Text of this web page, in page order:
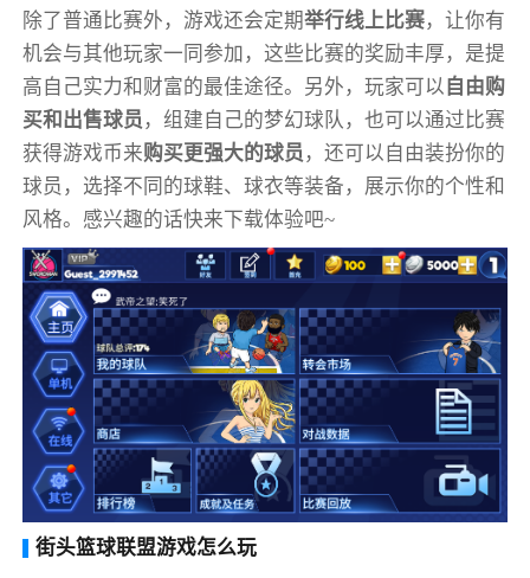
除了普通比赛外，游戏还会定期举行线上比赛，让你有
机会与其他玩家一同参加，这些比赛的奖励丰厚，是提
高自己实力和财富的最佳途径。另外，玩家可以 自由购
买和出售球员 ，组建自己的梦幻球队，也可以通过比赛
获得游戏币来购买更强大的球员 ，还可以自由装扮你的
球员，选择不同的球鞋、球衣等装备，展示你的个性和
风格。感兴趣的话快来下载体验吧~
街头篮球联盟游戏怎么玩